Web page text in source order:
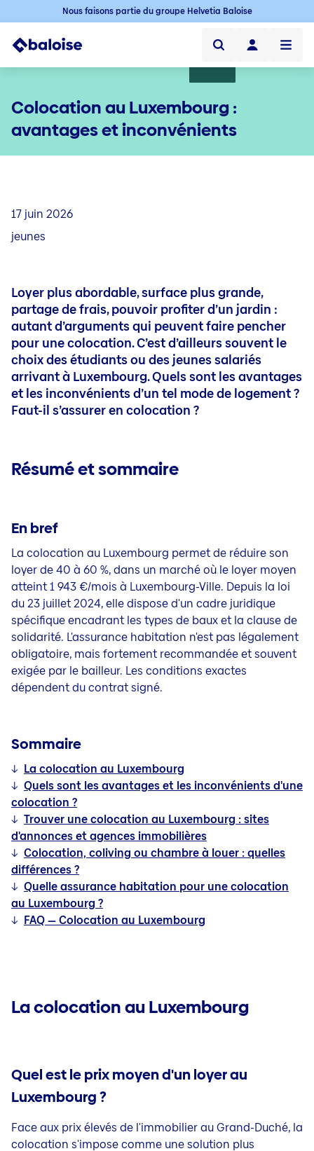
Nous faisons partie du groupe Helvetia Baloise
Professionnels
Baloise Luxembourg
Mobilité
Assurance de votre mobilité
Auto
Moto
Vélo
Bateau
Blog
Goodstart - Appartement (100% en ligne)
Solde Restant Dû
Responsabilité Civile
Mybaloise
Contact
Blog
Famille et loisirs
Famille & Loisirs
Accidents
Voyage
Quick links
Mybaloise
Contact
Blog
Epargne et retraite
Epargne et retraite
Epargne Pension
Simulation de retraite
Investissement durable
Epargne pour vos enfants
Prévoyance Décès
Quick links
Mybaloise
Contact
Blog
Colocation au Luxembourg :
avantages et inconvénients
17 juin 2026
jeunes
Loyer plus abordable, surface plus grande,
partage de frais, pouvoir profiter d’un jardin :
autant d’arguments qui peuvent faire pencher
pour une colocation. C’est d’ailleurs souvent le
choix des étudiants ou des jeunes salariés
arrivant à Luxembourg. Quels sont les avantages
et les inconvénients d’un tel mode de logement ?
Faut-il s’assurer en colocation ?
Résumé et sommaire
En bref
La colocation au Luxembourg permet de réduire son
loyer de 40 à 60 %, dans un marché où le loyer moyen
atteint 1 943 €/mois à Luxembourg-Ville. Depuis la loi
du 23 juillet 2024, elle dispose d'un cadre juridique
spécifique encadrant les types de baux et la clause de
solidarité. L'assurance habitation n'est pas légalement
obligatoire, mais fortement recommandée et souvent
exigée par le bailleur. Les conditions exactes
dépendent du contrat signé.
Sommaire
↓ La colocation au Luxembourg
↓ Quels sont les avantages et les inconvénients d'une
colocation ?
↓ Trouver une colocation au Luxembourg : sites
d'annonces et agences immobilières
↓ Colocation, coliving ou chambre à louer : quelles
différences ?
↓ Quelle assurance habitation pour une colocation
au Luxembourg ?
↓ FAQ — Colocation au Luxembourg
La colocation au Luxembourg
Quel est le prix moyen d'un loyer au
Luxembourg ?
Face aux prix élevés de l'immobilier au Grand-Duché, la
colocation s'impose comme une solution plus